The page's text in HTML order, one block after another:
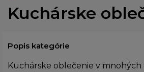
Kuchárske
Popis kategórie
Kuchárske oblečenie v